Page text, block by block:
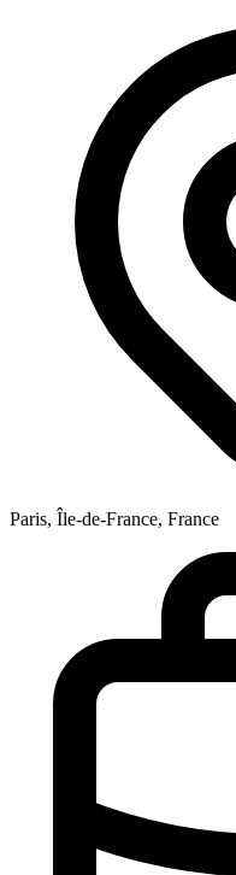
Paris, Île-de-France, France